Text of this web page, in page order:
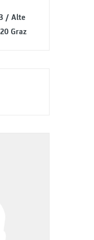
/ Alte
Graz